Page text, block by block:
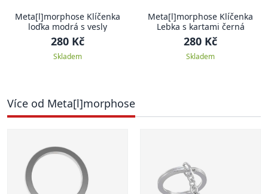
Meta[l]morphose Klíčenka
loďka modrá s vesly
280 Kč
Skladem
Meta[l]morphose Klíčenka
Lebka s kartami černá
280 Kč
Skladem
Více od Meta[l]morphose